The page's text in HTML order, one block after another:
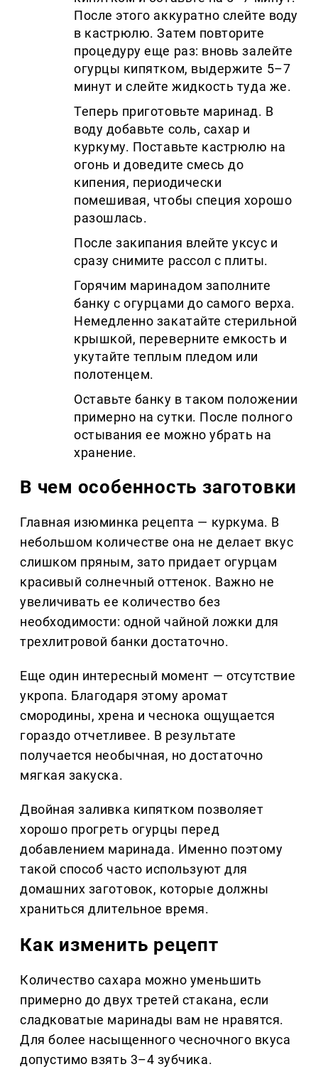
После этого аккуратно слейте воду
в кастрюлю. Затем повторите
процедуру еще раз: вновь залейте
огурцы кипятком, выдержите 5–7
минут и слейте жидкость туда же.
Теперь приготовьте маринад. В
воду добавьте соль, сахар и
куркуму. Поставьте кастрюлю на
огонь и доведите смесь до
кипения, периодически
помешивая, чтобы специя хорошо
разошлась.
После закипания влейте уксус и
сразу снимите рассол с плиты.
Горячим маринадом заполните
банку с огурцами до самого верха.
Немедленно закатайте стерильной
крышкой, переверните емкость и
укутайте теплым пледом или
полотенцем.
Оставьте банку в таком положении
примерно на сутки. После полного
остывания ее можно убрать на
хранение.
В чем особенность заготовки
Главная изюминка рецепта — куркума. В
небольшом количестве она не делает вкус
слишком пряным, зато придает огурцам
красивый солнечный оттенок. Важно не
увеличивать ее количество без
необходимости: одной чайной ложки для
трехлитровой банки достаточно.
Еще один интересный момент — отсутствие
укропа. Благодаря этому аромат
смородины, хрена и чеснока ощущается
гораздо отчетливее. В результате
получается необычная, но достаточно
мягкая закуска.
Двойная заливка кипятком позволяет
хорошо прогреть огурцы перед
добавлением маринада. Именно поэтому
такой способ часто используют для
домашних заготовок, которые должны
храниться длительное время.
Как изменить рецепт
Количество сахара можно уменьшить
примерно до двух третей стакана, если
сладковатые маринады вам не нравятся.
Для более насыщенного чесночного вкуса
допустимо взять 3–4 зубчика.